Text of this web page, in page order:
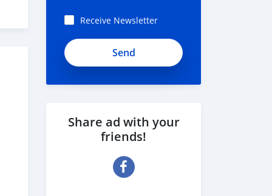
Receive Newsletter
Share ad with your
friends!